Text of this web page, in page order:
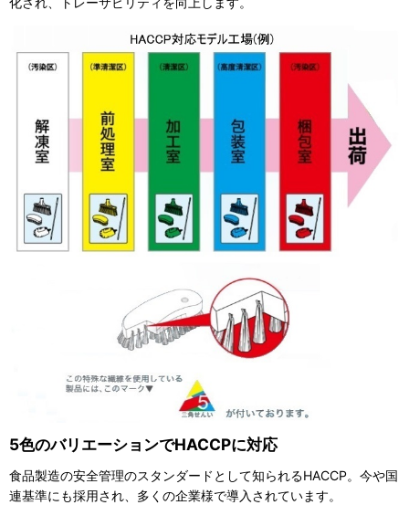
5色のバリエーションでHACCPに対応
食品製造の安全管理のスタンダードとして知られるHACCP。今や国
連基準にも採用され、多くの企業様で導入されています。